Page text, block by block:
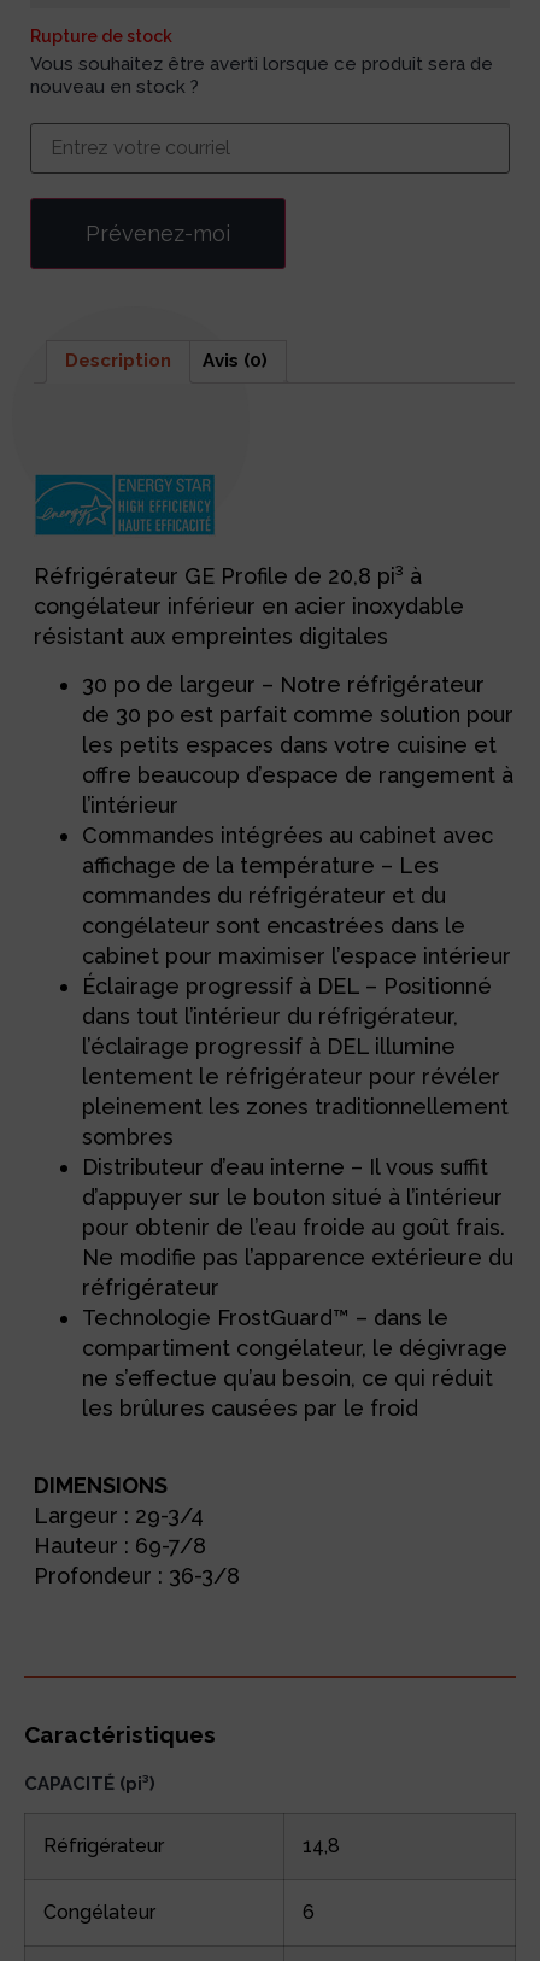
Rupture de stock
Vous souhaitez être averti lorsque ce produit sera de
nouveau en stock ?
Prévenez-moi
Description Avis (0)
Réfrigérateur GE Profile de 20,8 pi³ à
congélateur inférieur en acier inoxydable
résistant aux empreintes digitales
30 po de largeur – Notre réfrigérateur
de 30 po est parfait comme solution pour
les petits espaces dans votre cuisine et
offre beaucoup d’espace de rangement à
l’intérieur
Commandes intégrées au cabinet avec
affichage de la température – Les
commandes du réfrigérateur et du
congélateur sont encastrées dans le
cabinet pour maximiser l’espace intérieur
Éclairage progressif à DEL – Positionné
dans tout l’intérieur du réfrigérateur,
l’éclairage progressif à DEL illumine
lentement le réfrigérateur pour révéler
pleinement les zones traditionnellement
sombres
Distributeur d’eau interne – Il vous suffit
d’appuyer sur le bouton situé à l’intérieur
pour obtenir de l’eau froide au goût frais.
Ne modifie pas l’apparence extérieure du
réfrigérateur
Technologie FrostGuard™ – dans le
compartiment congélateur, le dégivrage
ne s’effectue qu’au besoin, ce qui réduit
les brûlures causées par le froid
DIMENSIONS
Largeur : 29-3/4
Hauteur : 69-7/8
Profondeur : 36-3/8
Caractéristiques
CAPACITÉ (pi³)
Réfrigérateur 14,8
Congélateur 6